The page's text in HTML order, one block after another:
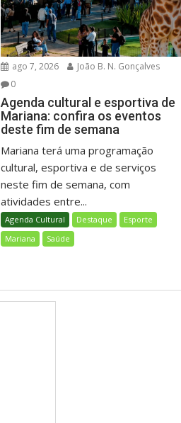
ago 7, 2026
João B. N. Gonçalves
0
Agenda cultural e esportiva de
Mariana: confira os eventos
deste fim de semana
Mariana terá uma programação
cultural, esportiva e de serviços
neste fim de semana, com
atividades entre...
Agenda Cultural Destaque
Esporte
Mariana
Saúde